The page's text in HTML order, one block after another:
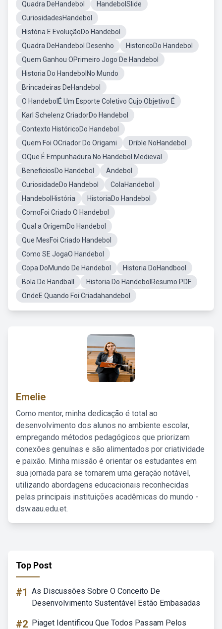
Quadra DeHandebol
HandebolSlide
CuriosidadesHandebol
História E EvoluçãoDo Handebol
Quadra DeHandebol Desenho
HistoricoDo Handebol
Quem Ganhou OPrimeiro Jogo De Handebol
Historia Do HandebolNo Mundo
Brincadeiras DeHandebol
O HandebolÉ Um Esporte Coletivo Cujo Objetivo É
Karl Schelenz CriadorDo Handebol
Contexto HistóricoDo Handebol
Quem Foi OCriador Do Origami
Drible NoHandebol
OQue É Empunhadura No Handebol Medieval
BeneficiosDo Handebol
Andebol
CuriosidadeDo Handebol
ColaHandebol
HandebolHistória
HistoriaDo Handebol
ComoFoi Criado O Handebol
Qual a OrigemDo Handebol
Que MesFoi Criado Handebol
Como SE JogaO Handebol
Copa DoMundo De Handebol
Historia DoHandbool
Bola De Handball
Historia Do HandebolResumo PDF
OndeE Quando Foi Criadahandebol
Emelie
Como mentor, minha dedicação é total ao
desenvolvimento dos alunos no ambiente escolar,
empregando métodos pedagógicos que priorizam
conexões genuínas e são alimentados por criatividade
e paixão. Minha missão é orientar os estudantes em
sua jornada para se tornarem uma geração notável,
utilizando abordagens educacionais reconhecidas
pelas principais instituições acadêmicas do mundo -
dsw.aau.edu.et.
Top Post
#1 As Discussões Sobre O Conceito De
Desenvolvimento Sustentável Estão Embasadas
#2 Piaget Identificou Que Todos Passam Pelos